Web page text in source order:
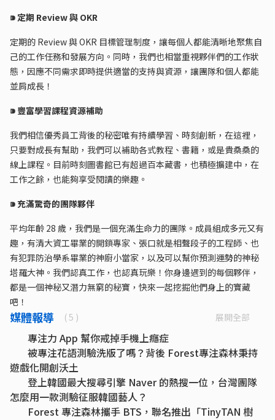
⁍ 定期 Review 與 OKR
定期的 Review 與 OKR 目標管理制度，讓每個人都能清晰地聚焦自
己的工作任務和發展方向。同時，我們也相當重視夥伴們的工作狀
態，因應不同需求即時提供適當的支持與資源，讓團隊和個人都能
並肩成長！
⁍ 豐富學習課程資源補助
我們相信優秀員工背後的秘密唯有持續學習、時刻創新，在這裡，
只要對成長有幫助，我們可以補助各式教程、書籍，或是貴桑桑的
線上課程。目前時刻圖書館已有超過百本藏書，也積極擴建中，在
工作之餘，也能夠享受閱讀的樂趣。
⁍ 充滿驚奇的團隊夥伴
平均年齡 28 歲，我們是一個充滿生命力的團隊。成員組成多元又有
趣，有清大資工畢業的開鎖專家、張口就是相聲段子的工程師、也
有犯罪防治學系畢業的神廚小當家，以及可以幫你預測運勢的神秘
塔羅大神。我們認真工作，也認真玩樂！你身邊遇到的每個夥伴，
都是一個神秘又潛力無窮的秘寶，快來一起挖掘他們身上的寶藏
吧！
媒體報導 ( 5 ) 展開全部
專注力 App 幫你戒掉手機上癮症
被專注花語測驗洗版了嗎？背後 Forest專注森林秉持
遊戲化開創沃土
登上韓國最大搜尋引擎 Naver 的熱搜一位，台灣團隊
怎麼用一款測驗征服韓國藝人？
Forest 專注森林攜手 BTS，聯名推出「TinyTAN 樹